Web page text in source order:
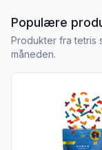
Populære
Produkter fra tetris
måneden.